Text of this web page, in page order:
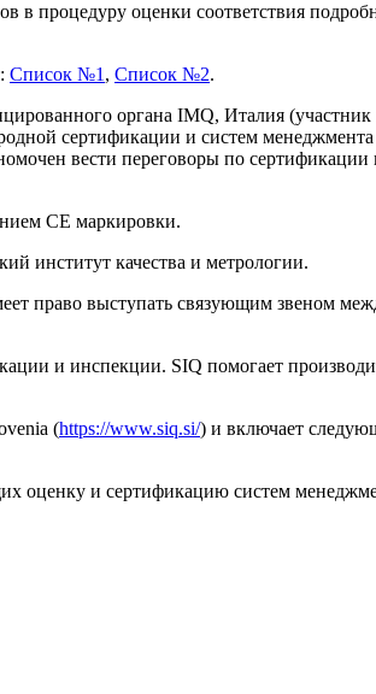
в процедуру оценки соответствия
Список №1 , Список №2.
органа IMQ, Италия
сертификации и систем
вести переговоры по сертификации
СЕ маркировки.
институт качества и метрологии.
право выступать связующим звеном
и инспекции. SIQ помогает
(https://www.siq.si/) и включает
оценку и сертификацию систем